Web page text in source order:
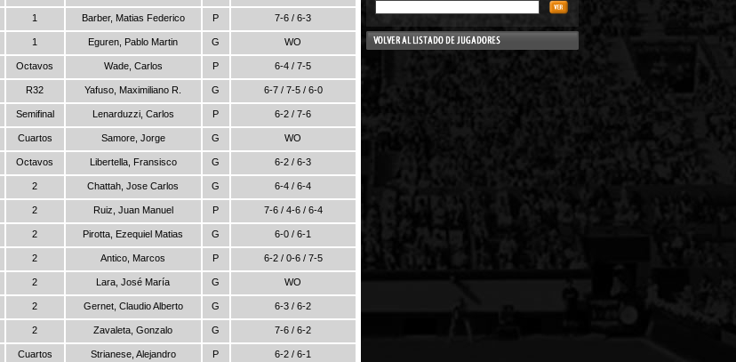
1 Barber, Matias Federico P 7-6 / 6-3
1 Eguren, Pablo Martin G WO
Octavos Wade, Carlos P 6-4 / 7-5
R32 Yafuso, Maximiliano R. G 6-7 / 7-5 / 6-0
Semifinal Lenarduzzi, Carlos P 6-2 / 7-6
Cuartos Samore, Jorge G WO
Octavos Libertella, Fransisco G 6-2 / 6-3
2 Chattah, Jose Carlos G 6-4 / 6-4
2 Ruiz, Juan Manuel P 7-6 / 4-6 / 6-4
2 Pirotta, Ezequiel Matias G 6-0 / 6-1
2 Antico, Marcos P 6-2 / 0-6 / 7-5
2 Lara, José María G WO
2 Gernet, Claudio Alberto G 6-3 / 6-2
2 Zavaleta, Gonzalo G 7-6 / 6-2
Cuartos Strianese, Alejandro P 6-2 / 6-1